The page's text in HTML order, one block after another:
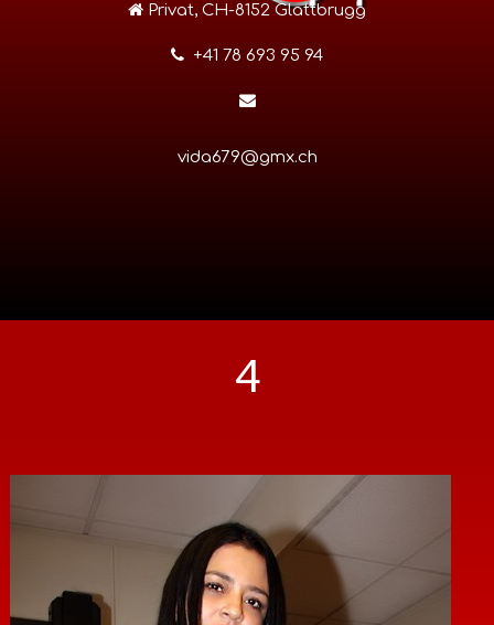
Privat, CH-8152 Glattbrugg
+41 78 693 95 94
vida679@gmx.ch
4